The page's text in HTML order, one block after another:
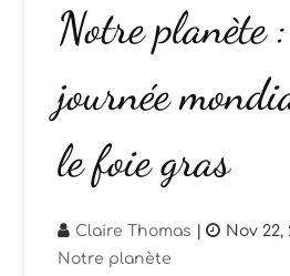
Notre planète
journée
le foie gras
Claire Thomas | Nov 22,
Notre planète